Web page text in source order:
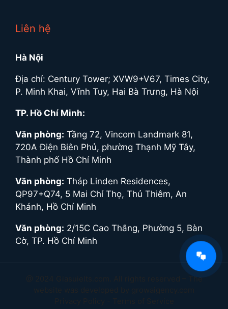
Liên hệ
Hà Nội
Địa chỉ: Century Tower; XVW9+V67, Times City,
P. Minh Khai, Vĩnh Tuy, Hai Bà Trưng, Hà Nội
TP. Hồ Chí Minh:
Văn phòng: Tầng 72, Vincom Landmark 81,
720A Điện Biên Phủ, phường Thạnh Mỹ Tây,
Thành phố Hồ Chí Minh
Văn phòng: Tháp Linden Residences,
QP97+Q74, 5 Mai Chí Thọ, Thủ Thiêm, An
Khánh, Hồ Chí Minh
Văn phòng: 2/15C Cao Thắng, Phường 5, Bàn
Cờ, TP. Hồ Chí Minh
@ 2024 Giasuielts.com. All rights reserved – The